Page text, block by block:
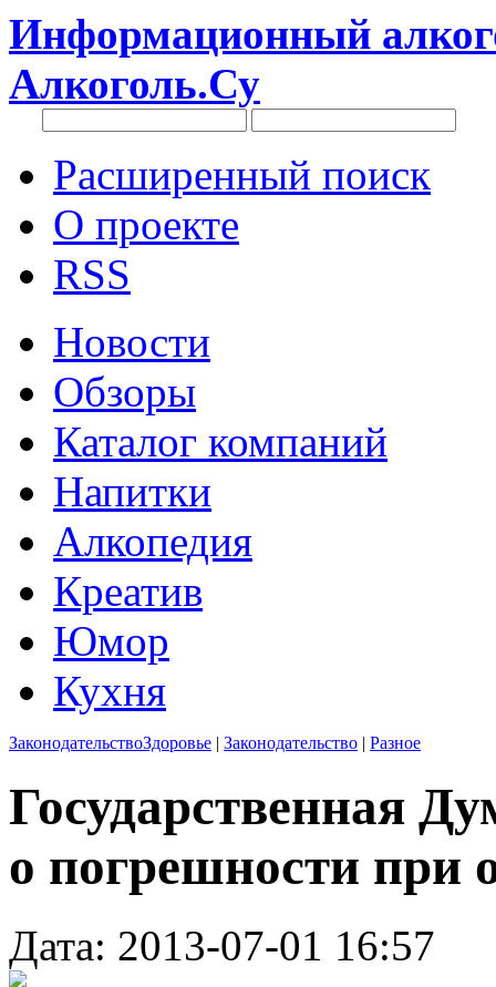
Информационный
Алкоголь.Су
Расширенный поиск
О проекте
RSS
Новости
Обзоры
Каталог компаний
Напитки
Алкопедия
Креатив
Юмор
Кухня
ЗаконодательствоЗдоровье | Законодательство | Разное
Государственная
о погрешности при
Дата: 2013-07-01 16:57